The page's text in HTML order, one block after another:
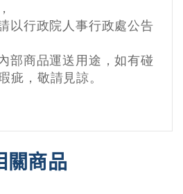
以行政院人事行政處公告
部商品運送用途，如有碰
疵，敬請見諒。
關商品